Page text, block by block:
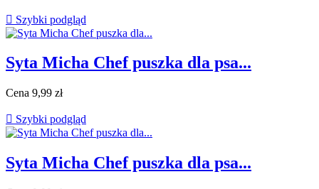
 Szybki podgląd
Syta Micha Chef puszka dla psa...
Cena 9,99 zł
 Szybki podgląd
Syta Micha Chef puszka dla psa...